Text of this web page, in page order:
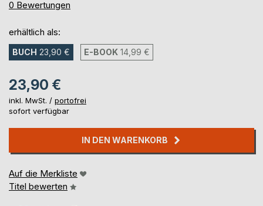
0%
0 Bewertungen
erhältlich als:
BUCH 23,90 € E-BOOK 14,99 €
23,90 €
inkl. MwSt. / portofrei
sofort verfügbar
IN DEN WARENKORB
Auf die Merkliste
Titel bewerten